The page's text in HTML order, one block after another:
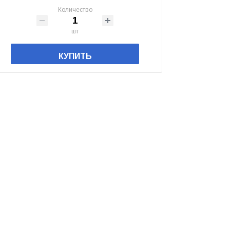
Количество
шт
КУПИТЬ